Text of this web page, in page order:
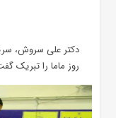
دکتر علی سروش،
روز ماما را تبریک